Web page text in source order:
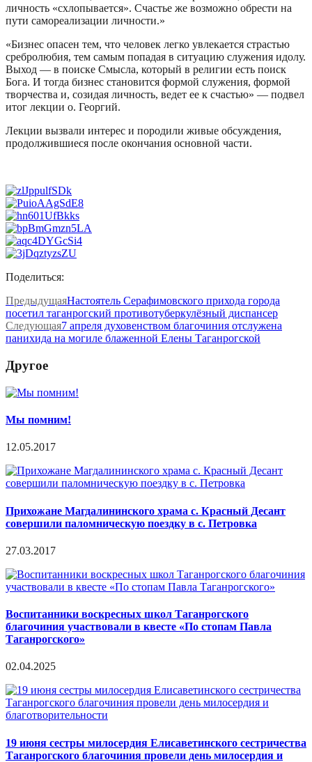
личность «схлопывается». Счастье же возможно обрести на
пути самореализации личности.»
«Бизнес опасен тем, что человек легко увлекается страстью
сребролюбия, тем самым попадая в ситуацию служения идолу.
Выход — в поиске Смысла, который в религии есть поиск
Бога. И тогда бизнес становится формой служения, формой
творчества и, созидая личность, ведет ее к счастью» — подвел
итог лекции о. Георгий.
Лекции вызвали интерес и породили живые обсуждения,
продолжившиеся после окончания основной части.
Поделиться:
ПредыдущаяНастоятель Серафимовского прихода города
посетил таганрогский противотуберкулёзный диспансер
Следующая7 апреля духовенством благочиния отслужена
панихида на могиле блаженной Елены Таганрогской
Другое
Мы помним!
12.05.2017
Прихожане Магдалининского храма с. Красный Десант
совершили паломническую поездку в с. Петровка
27.03.2017
Воспитанники воскресных школ Таганрогского
благочиния участвовали в квесте «По стопам Павла
Таганрогского»
02.04.2025
19 июня сестры милосердия Елисаветинского сестричества
Таганрогского благочиния провели день милосердия и